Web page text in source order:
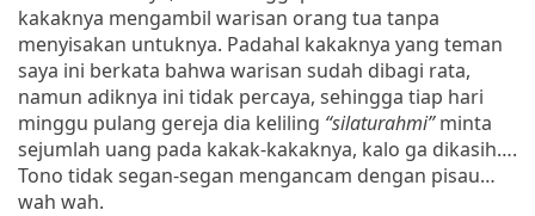
kakaknya mengambil warisan orang tua tanpa
menyisakan untuknya. Padahal kakaknya yang teman
saya ini berkata bahwa warisan sudah dibagi rata,
namun adiknya ini tidak percaya, sehingga tiap hari
minggu pulang gereja dia keliling “silaturahmi”minta
sejumlah uang pada kakak-kakaknya, kalo ga dikasih….
Tono tidak segan-segan mengancam dengan pisau…
wah wah.